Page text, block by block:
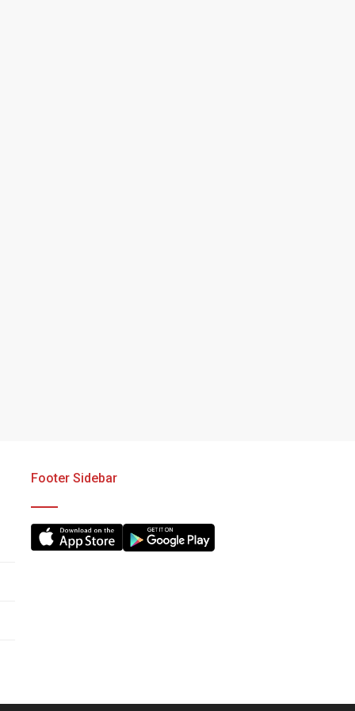
Footer Sidebar